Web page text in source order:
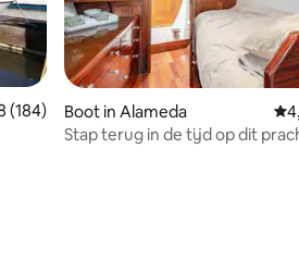
beoordeling van 4,58 uit 5, 184
(184)
Boot in Alameda
Stap terug in de tijd op dit